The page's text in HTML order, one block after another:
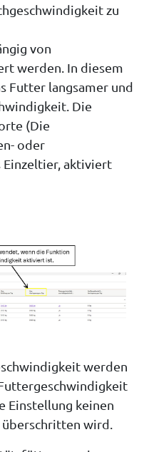
zu
von
werden. In diesem
Futter langsamer und
Die
(Die
oder
Einzeltier, aktiviert
werden
Einstellung keinen
überschritten wird.